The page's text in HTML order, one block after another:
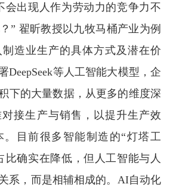
会出现人作为劳动力的竞争力不
” 翟昕教授以九牧马桶产业为例
造业生产的具体方式及潜在价
DeepSeek等人工智能大模型，企
下的大量数据，从更多的维度深
接生产与销售，以提升生产效
目前很多智能制造的“灯塔工
比确实在降低，但人工智能与人
系，而是相辅相成的。AI自动化